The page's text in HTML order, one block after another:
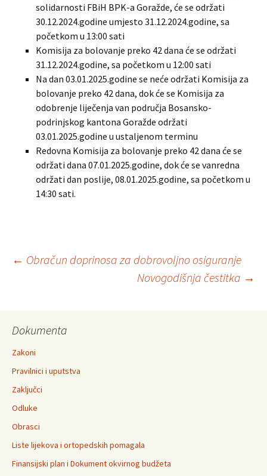
solidarnosti FBiH BPK-a Goražde, će se održati
30.12.2024.godine umjesto 31.12.2024.godine, sa
početkom u 13:00 sati
Komisija za bolovanje preko 42 dana će se održati
31.12.2024.godine, sa početkom u 12:00 sati
Na dan 03.01.2025.godine se neće održati Komisija za
bolovanje preko 42 dana, dok će se Komisija za
odobrenje liječenja van područja Bosansko-
podrinjskog kantona Goražde održati
03.01.2025.godine u ustaljenom terminu
Redovna Komisija za bolovanje preko 42 dana će se
održati dana 07.01.2025.godine, dok će se vanredna
održati dan poslije, 08.01.2025.godine, sa početkom u
14:30 sati.
Post
← Obračun doprinosa za dobrovoljno osiguranje
Novogodišnja čestitka →
Dokumenta
Zakoni
Pravilnici i uputstva
Zaključci
Odluke
Obrasci
Liste lijekova i ortopedskih pomagala
Finansijski plan i Dokument okvirnog budžeta